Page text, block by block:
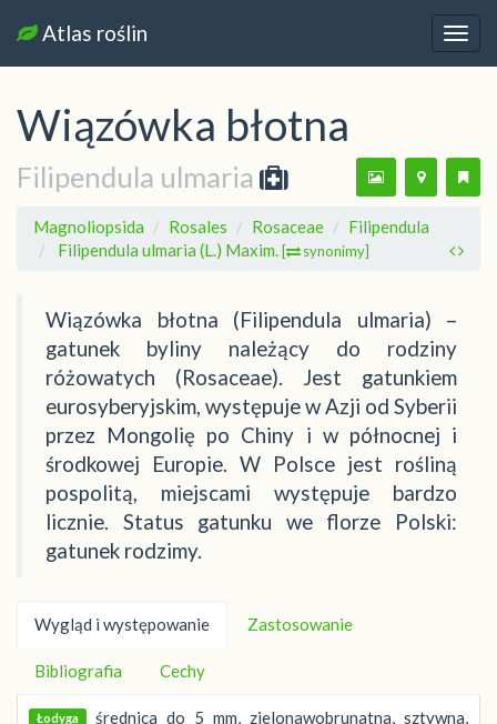
Atlas roślin
Wiązówka błotna
Filipendula ulmaria
Magnoliopsida Rosales Rosaceae
Filipendula
Filipendula ulmaria (L.) Maxim. [ synonimy]
Wiązówka błotna (Filipendula ulmaria) –
gatunek byliny należący do rodziny
różowatych (Rosaceae). Jest gatunkiem
eurosyberyjskim, występuje w Azji od Syberii
przez Mongolię po Chiny i w północnej i
środkowej Europie. W Polsce jest rośliną
pospolitą, miejscami występuje bardzo
licznie. Status gatunku we florze Polski:
gatunek rodzimy.
Wygląd i występowanie Zastosowanie
Bibliografia Cechy
Łodyga średnica do 5 mm, zielonawobrunatna, sztywna,